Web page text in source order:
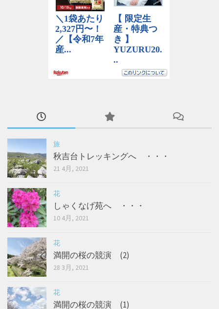
旅
秋吉台トレッキングへ ・・・
21 4月, 2021
花
しゃくなげ苑へ ・・・
10 4月, 2021
花
満開の桜の競演 (2)
28 3月, 2021
花
満開の桜の競演 (1)